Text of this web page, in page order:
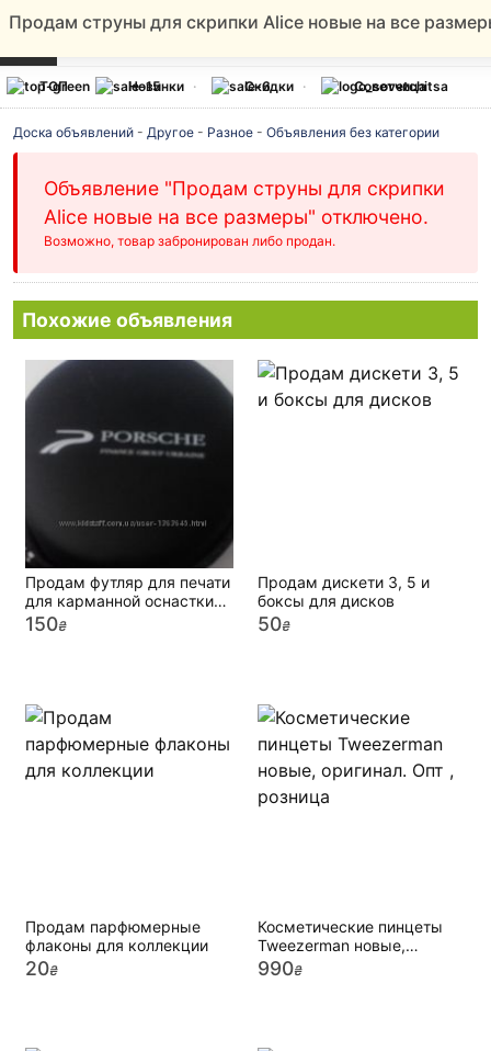
ТОП Новинки Скидки Советчица
Доска объявлений - Другое - Разное - Объявления без категории
Объявление "Продам струны для скрипки
Alice новые на все размеры" отключено.
Возможно, товар забронирован либо продан.
Похожие объявления
Продам футляр для печати
для карманной оснастки
Porsche
150₴
Продам дискети 3, 5 и
боксы для дисков
50₴
Продам парфюмерные
флаконы для коллекции
20₴
Косметические пинцеты
Tweezerman новые,
оригинал. Опт , розница
990₴
Продам струны для скрипки Alice новые на все